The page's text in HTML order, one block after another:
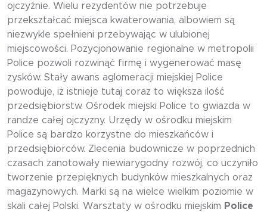
ojczyźnie. Wielu rezydentów nie potrzebuje
przekształcać miejsca kwaterowania, albowiem są
niezwykle spełnieni przebywając w ulubionej
miejscowości. Pozycjonowanie regionalne w metropolii
Police pozwoli rozwinąć firmę i wygenerować masę
zysków. Stały awans aglomeracji miejskiej Police
powoduje, iż istnieje tutaj coraz to większa ilość
przedsiębiorstw. Ośrodek miejski Police to gwiazda w
randze całej ojczyzny. Urzędy w ośrodku miejskim
Police są bardzo korzystne do mieszkańców i
przedsiębiorców. Zlecenia budownicze w poprzednich
czasach zanotowały niewiarygodny rozwój, co uczyniło
tworzenie przepięknych budynków mieszkalnych oraz
magazynowych. Marki są na wielce wielkim poziomie w
skali całej Polski. Warsztaty w ośrodku miejskim Police